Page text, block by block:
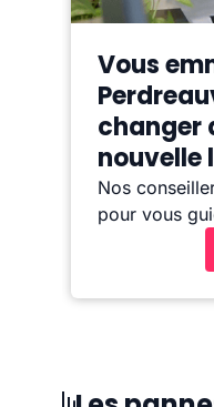
Vous
changer
nouvelle
Nos
pour vous